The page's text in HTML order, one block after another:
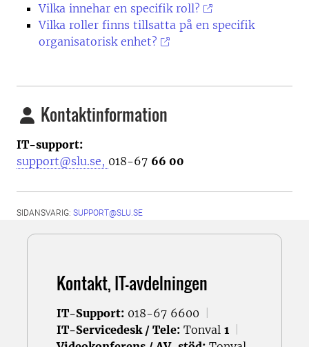
Vilka innehar en specifik roll?
Vilka roller finns tillsatta på en specifik
organisatorisk enhet?
Kontaktinformation
IT-support:
support@slu.se, 018-67 66 00
SIDANSVARIG: SUPPORT@SLU.SE
Kontakt, IT-avdelningen
IT-Support: 018-67 6600
IT-Servicedesk / Tele: Tonval 1